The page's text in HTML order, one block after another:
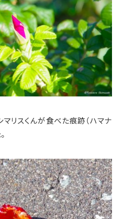
リスくんが食べた痕跡（ハマナ